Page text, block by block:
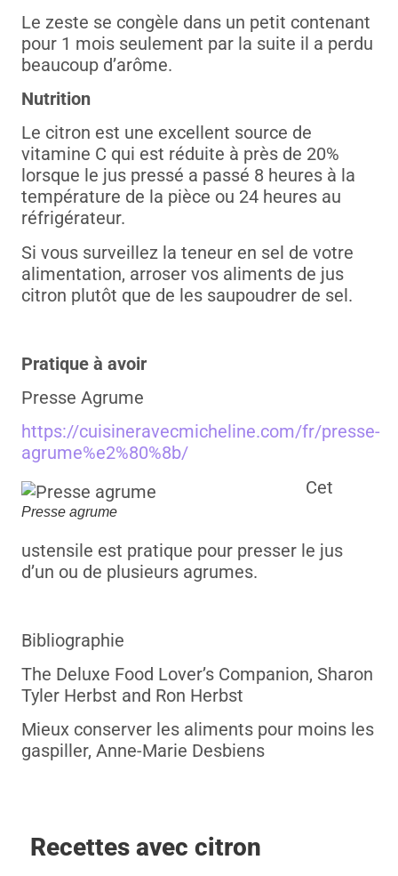
Le zeste se congèle dans un petit contenant
pour 1 mois seulement par la suite il a perdu
beaucoup d’arôme.
Nutrition
Le citron est une excellent source de
vitamine C qui est réduite à près de 20%
lorsque le jus pressé a passé 8 heures à la
température de la pièce ou 24 heures au
réfrigérateur.
Si vous surveillez la teneur en sel de votre
alimentation, arroser vos aliments de jus
citron plutôt que de les saupoudrer de sel.
Pratique à avoir
Presse Agrume
https://cuisineravecmicheline.com/fr/presse-
agrume%e2%80%8b/
Presse agrume
Cet
ustensile est pratique pour presser le jus
d’un ou de plusieurs agrumes.
Bibliographie
The Deluxe Food Lover’s Companion, Sharon
Tyler Herbst and Ron Herbst
Mieux conserver les aliments pour moins les
gaspiller, Anne-Marie Desbiens
Recettes avec citron